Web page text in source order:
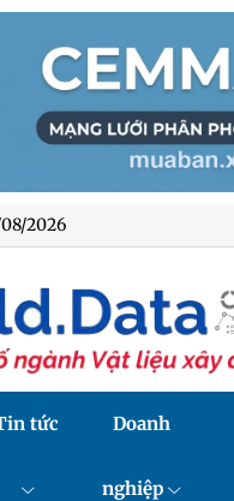
2026
tức Doanh
nghiệp